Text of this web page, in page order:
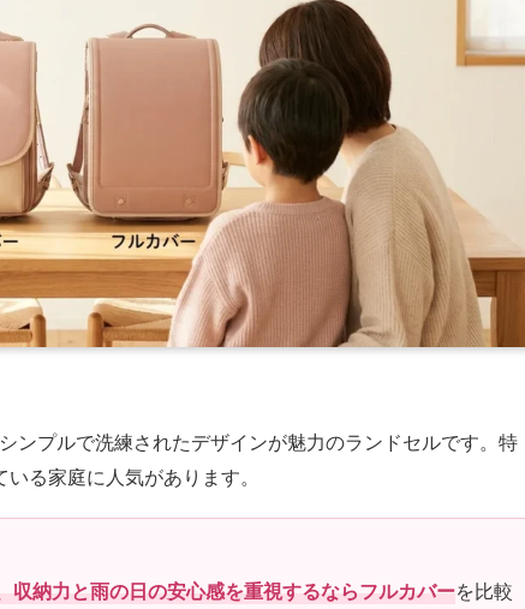
ンプルで洗練されたデザインが魅力のランドセルです。特
る家庭に人気があります。
納力と雨の日の安心感を重視するならフルカバーを比較